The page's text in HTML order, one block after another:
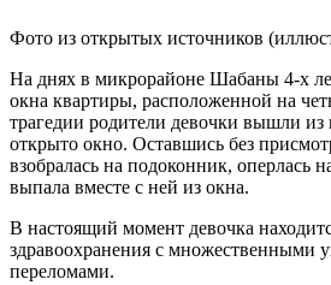
Фото из открытых источников
На днях в микрорайоне Шабаны 4-х
окна квартиры, расположенной на
трагедии родители девочки вышли
открыто окно. Оставшись без
взобралась на подоконник, оперлась
выпала вместе с ней из окна.
В настоящий момент девочка
здравоохранения с множественными
переломами.